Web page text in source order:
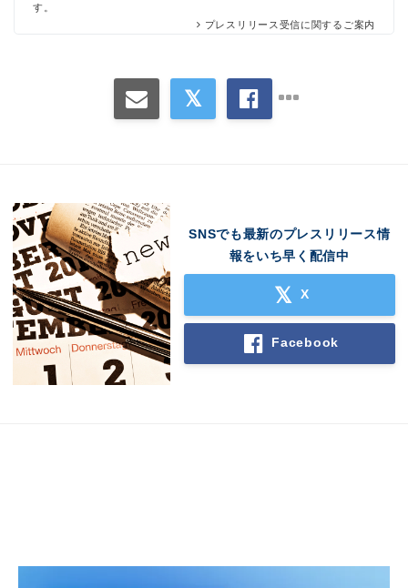
す。
プレスリリース受信に関するご案内
SNSでも最新のプレスリリース情
報をいち早く配信中
X
Facebook
Japanese